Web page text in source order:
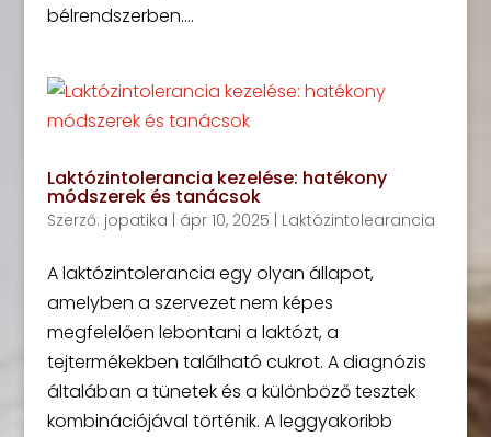
bélrendszerben....
Laktózintolerancia kezelése: hatékony
módszerek és tanácsok
Szerző: jopatika ápr 10, 2025 Laktózintolearancia
A laktózintolerancia egy olyan állapot,
amelyben a szervezet nem képes
megfelelően lebontani a laktózt, a
tejtermékekben található cukrot. A diagnózis
általában a tünetek és a különböző tesztek
kombinációjával történik. A leggyakoribb